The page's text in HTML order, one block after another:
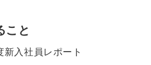
こと
入社員レポート